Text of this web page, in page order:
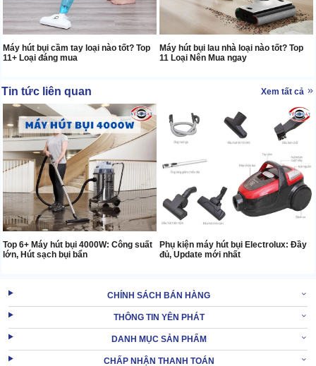
Máy hút bụi cầm tay loại nào tốt? Top
11+ Loại đáng mua
Máy hút bụi lau nhà loại nào tốt? Top
11 Loại Nên Mua ngay
Tin tức liên quan Xem tất cả
Top 6+ Máy hút bụi 4000W: Công suất
lớn, Hút sạch bụi bẩn
Phụ kiện máy hút bụi Electrolux: Đầy
đủ, Update mới nhất
CHÍNH SÁCH BÁN HÀNG
THÔNG TIN YÊN PHÁT
DANH MỤC SẢN PHẨM
CHẤP NHẬN THANH TOÁN